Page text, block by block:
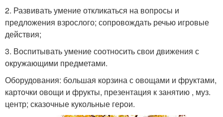
2. Развивать умение откликаться на вопросы и
предложения взрослого; сопровождать речью игровые
действия;
3. Воспитывать умение соотносить свои движения с
окружающими предметами.
Оборудования: большая корзина с овощами и фруктами,
карточки овощи и фрукты, презентация к занятию , муз.
центр; сказочные кукольные герои.